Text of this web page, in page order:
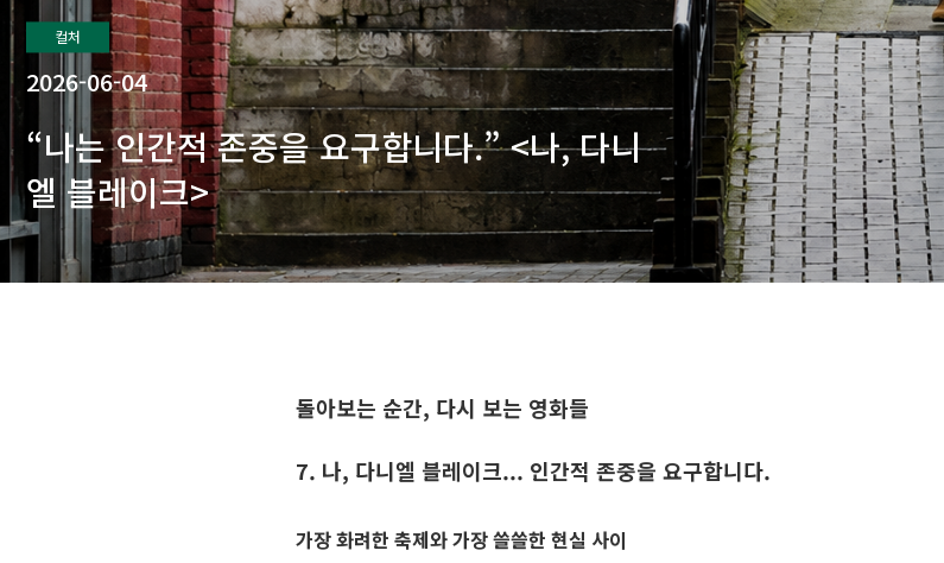
컬처
2026-06-04
“나는 인간적 존중을 요구합니다.” <나, 다니
엘 블레이크>
돌아보는 순간, 다시 보는 영화들
7. 나, 다니엘 블레이크... 인간적 존중을 요구합니다.
가장 화려한 축제와 가장 쓸쓸한 현실 사이